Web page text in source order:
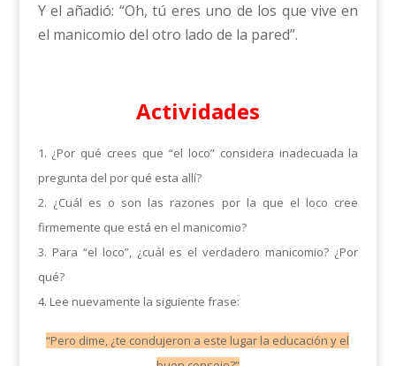
Y el añadió: “Oh, tú eres uno de los que vive en
el manicomio del otro lado de la pared”.
Actividades
1. ¿Por qué crees que “el loco” considera inadecuada la
pregunta del por qué esta allí?
2. ¿Cuál es o son las razones por la que el loco cree
firmemente que está en el manicomio?
3. Para “el loco”, ¿cuál es el verdadero manicomio? ¿Por
qué?
4. Lee nuevamente la siguiente frase:
“Pero dime, ¿te condujeron a este lugar la educación y el